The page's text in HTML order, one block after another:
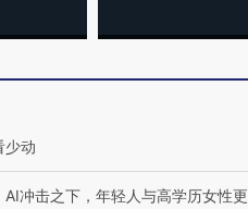
少动
AI冲击之下，年轻人与高学历女性更